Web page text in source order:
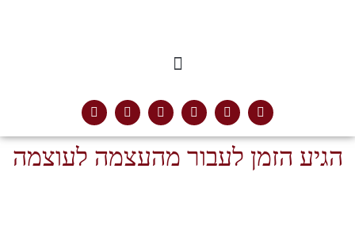
הגיע הזמן לעבור מהעצמה לעוצמה